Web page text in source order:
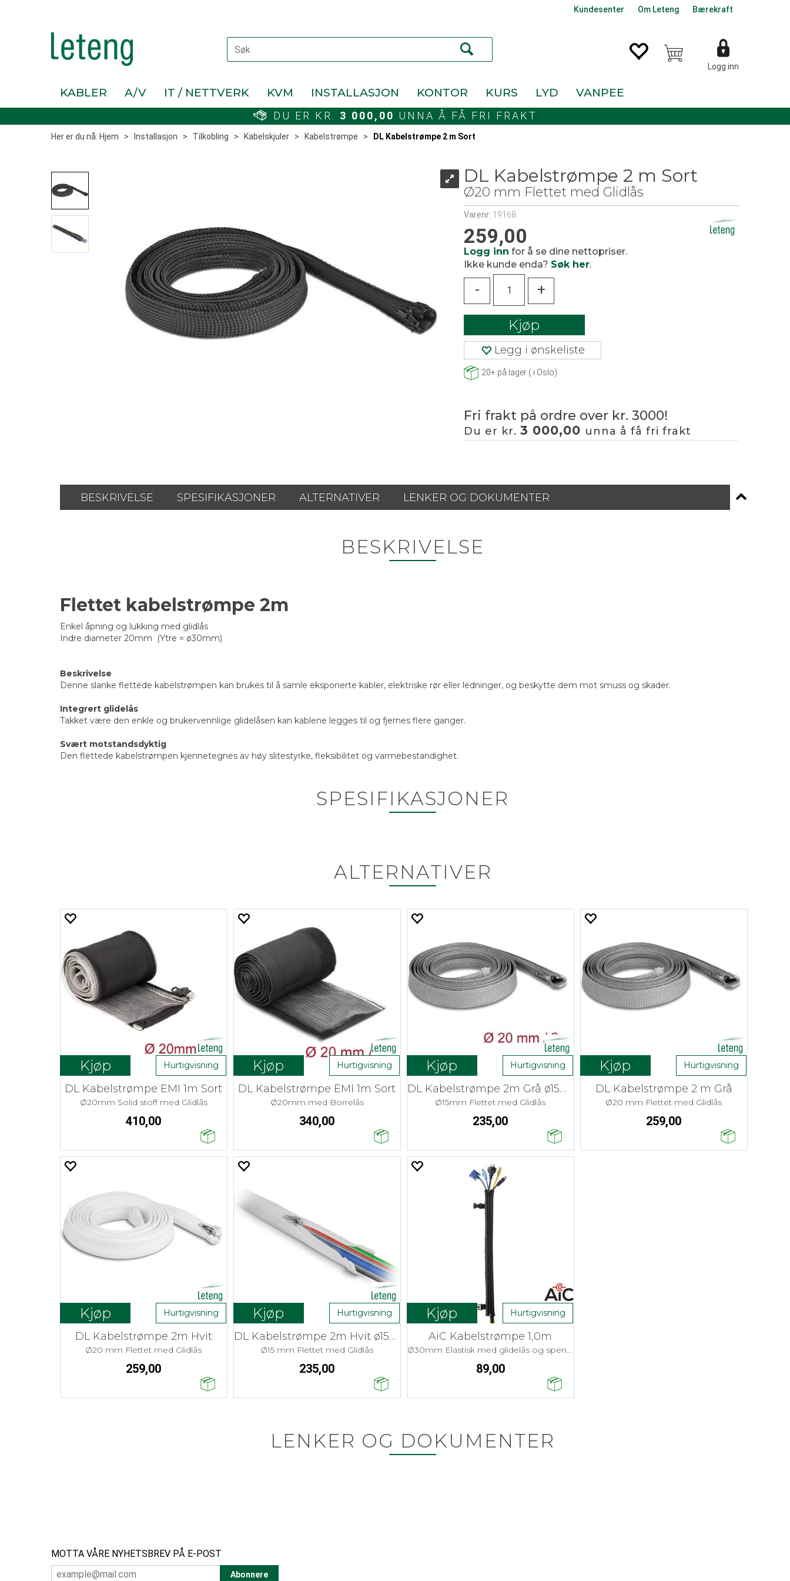
Kundesenter Om Leteng Bærekraft
Logg inn
KABLER A/V IT / NETTVERK KVM INSTALLASJON KONTOR KURS LYD VANPEE
DU ER KR. 3 000,00 UNNA Å FÅ FRI FRAKT
Her er du nå: Hjem > Installasjon > Tilkobling > Kabelskjuler > Kabelstrømpe > DL Kabelstrømpe 2 m Sort
DL Kabelstrømpe 2 m Sort
Ø20 mm Flettet med Glidlås
Varenr: 19168
259,00
Logg inn for å se dine nettopriser.
Ikke kunde enda? Søk her.
- +
Kjøp
Legg i ønskeliste
20+ på lager ( i Oslo)
Fri frakt på ordre over kr. 3000!
Du er kr. 3 000,00 unna å få fri frakt
BESKRIVELSE SPESIFIKASJONER ALTERNATIVER LENKER OG DOKUMENTER
BESKRIVELSE
Flettet kabelstrømpe 2m
Enkel åpning og lukking med glidlås
Indre diameter 20mm (Ytre = ø30mm)
Beskrivelse
Denne slanke flettede kabelstrømpen kan brukes til å samle eksponerte kabler, elektriske rør eller ledninger, og beskytte dem mot smuss og skader.
Integrert glidelås
Takket være den enkle og brukervennlige glidelåsen kan kablene legges til og fjernes flere ganger.
Svært motstandsdyktig
Den flettede kabelstrømpen kjennetegnes av høy slitestyrke, fleksibilitet og varmebestandighet.
SPESIFIKASJONER
ALTERNATIVER
Kjøp Hurtigvisning
DL Kabelstrømpe EMI 1m Sort
Ø20mm Solid stoff med Glidlås
410,00
Kjøp Hurtigvisning
DL Kabelstrømpe EMI 1m Sort
Ø20mm med Borrelås
340,00
Kjøp Hurtigvisning
DL Kabelstrømpe 2m Grå ø15mm
Ø15mm Flettet med Glidlås
235,00
Kjøp Hurtigvisning
DL Kabelstrømpe 2 m Grå
Ø20 mm Flettet med Glidlås
259,00
Kjøp Hurtigvisning
DL Kabelstrømpe 2m Hvit
Ø20 mm Flettet med Glidlås
259,00
Kjøp Hurtigvisning
DL Kabelstrømpe 2m Hvit ø15mm
Ø15 mm Flettet med Glidlås
235,00
Kjøp Hurtigvisning
AiC Kabelstrømpe 1,0m
Ø30mm Elastisk med glidelås og spenne
89,00
LENKER OG DOKUMENTER
MOTTA VÅRE NYHETSBREV PÅ E-POST